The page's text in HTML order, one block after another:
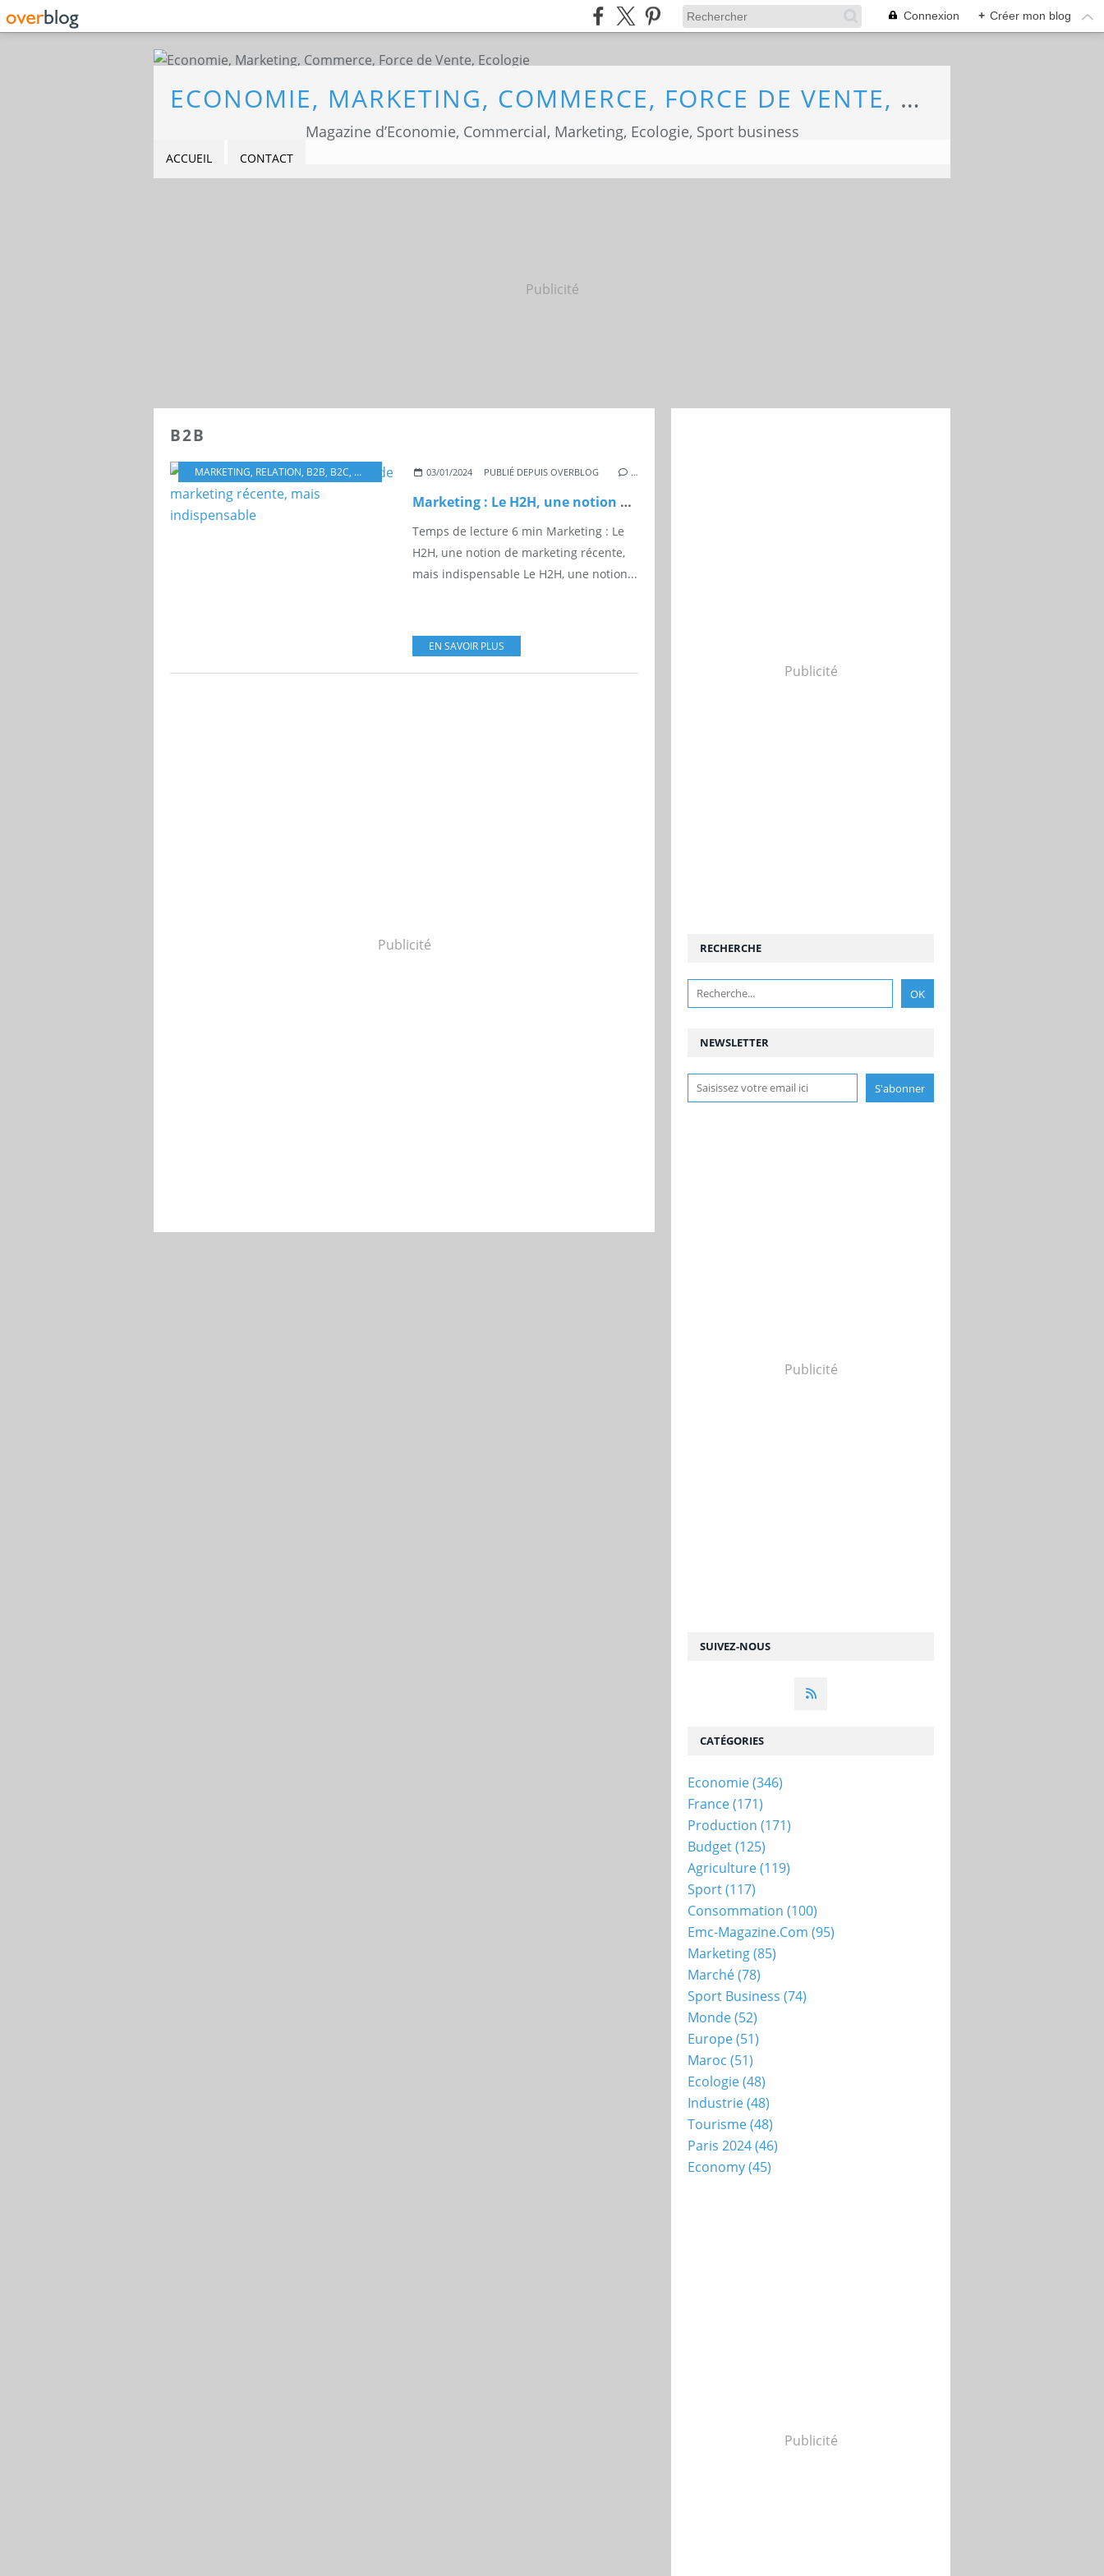
Connexion + Créer mon blog
ECONOMIE, MARKETING, COMMERCE, FORCE DE VENTE, ECOLOGIE
Magazine d’Economie, Commercial, Marketing, Ecologie, Sport business
ACCUEIL CONTACT
Publicité
B2B
MARKETING, RELATION, B2B, B2C, H2H HTOH CONSOMMATEUR,EMC-MAGAZINE.COM
03/01/2024 PUBLIÉ DEPUIS OVERBLOG …
Marketing : Le H2H, une notion de marketing récente, mais indispensable
Temps de lecture 6 min Marketing : Le
H2H, une notion de marketing récente,
mais indispensable Le H2H, une notion...
EN SAVOIR PLUS
Publicité
Publicité
NEWSLETTER
SUIVEZ-NOUS
RECHERCHE
Publicité
CATÉGORIES
Economie(346)
France(171)
Production (171)
Budget(125)
Agriculture(119)
Sport(117)
Consommation (100)
Emc-Magazine.com (95)
Marketing(85)
Marché(78)
Sport Business (74)
Monde(52)
Europe(51)
Maroc (51)
Ecologie(48)
Industrie(48)
Tourisme(48)
Paris 2024(46)
Economy(45)
Publicité